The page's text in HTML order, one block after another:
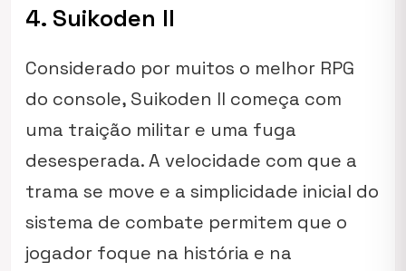
4. Suikoden II
Considerado por muitos o melhor RPG
do console, Suikoden II começa com
uma traição militar e uma fuga
desesperada. A velocidade com que a
trama se move e a simplicidade inicial do
sistema de combate permitem que o
jogador foque na história e na